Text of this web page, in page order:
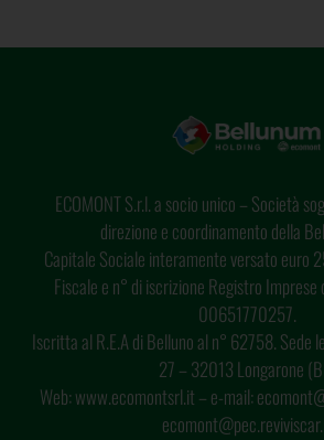
ECOMONT S.r.l. a socio unico – Società
direzione e coordinamento della
Capitale Sociale interamente versato euro
Fiscale e n° di iscrizione Registro Imprese
00651770257.
Iscritta al R.E.A di Belluno al n° 62758. Sede
27 – 32013 Longarone
Web: www.ecomontsrl.it – e-mail: